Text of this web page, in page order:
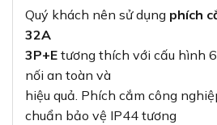
Quý khách nên sử dụng phích
32A
3P+E tương thích với cấu hình
nối an toàn và
hiệu quả. Phích cắm công
chuẩn bảo vệ IP44 tương